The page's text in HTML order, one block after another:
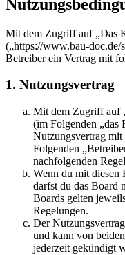
Mit dem Zugriff auf „Das
(„https://www.bau-
Betreiber ein Vertrag mit
1. Nutzungsvertrag
Mit dem Zugriff auf
(im Folgenden „das
Nutzungsvertrag mit
Folgenden
nachfolgenden
Wenn du mit diesen
darfst du das Board
Boards gelten
Regelungen.
Der
und kann von
jederzeit gekündigt